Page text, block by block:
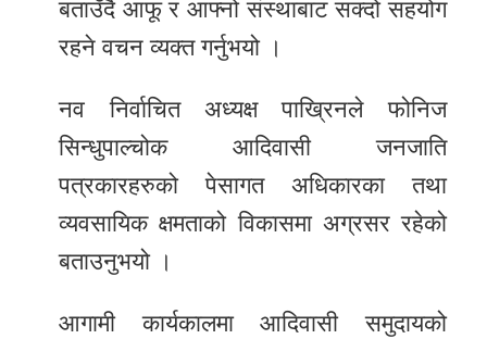
बताउँदै आफू र आफ्नो संस्थाबाट सक्दो सहयोग
रहने वचन व्यक्त गर्नुभयो ।
नव निर्वाचित अध्यक्ष पाख्रिनले फोनिज
सिन्धुपाल्चोक आदिवासी जनजाति
पत्रकारहरुको पेसागत अधिकारका तथा
व्यवसायिक क्षमताको विकासमा अग्रसर रहेको
बताउनुभयो ।
आगामी कार्यकालमा आदिवासी समुदायको